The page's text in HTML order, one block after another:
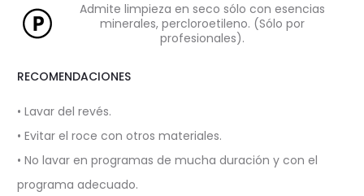
Admite limpieza en seco sólo con esencias
minerales, percloroetileno. (Sólo por
profesionales).
RECOMENDACIONES
• Lavar del revés.
• Evitar el roce con otros materiales.
• No lavar en programas de mucha duración y con el
programa adecuado.